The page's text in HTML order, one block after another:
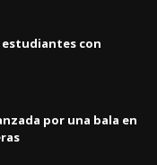
estudiantes con
por una bala en